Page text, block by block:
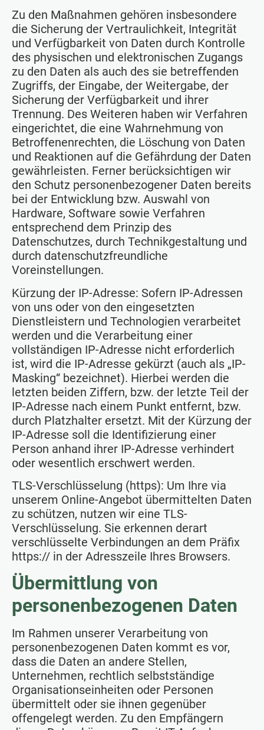
Zu den Maßnahmen gehören insbesondere
die Sicherung der Vertraulichkeit, Integrität
und Verfügbarkeit von Daten durch Kontrolle
des physischen und elektronischen Zugangs
zu den Daten als auch des sie betreffenden
Zugriffs, der Eingabe, der Weitergabe, der
Sicherung der Verfügbarkeit und ihrer
Trennung. Des Weiteren haben wir Verfahren
eingerichtet, die eine Wahrnehmung von
Betroffenenrechten, die Löschung von Daten
und Reaktionen auf die Gefährdung der Daten
gewährleisten. Ferner berücksichtigen wir
den Schutz personenbezogener Daten bereits
bei der Entwicklung bzw. Auswahl von
Hardware, Software sowie Verfahren
entsprechend dem Prinzip des
Datenschutzes, durch Technikgestaltung und
durch datenschutzfreundliche
Voreinstellungen.
Kürzung der IP-Adresse: Sofern IP-Adressen
von uns oder von den eingesetzten
Dienstleistern und Technologien verarbeitet
werden und die Verarbeitung einer
vollständigen IP-Adresse nicht erforderlich
ist, wird die IP-Adresse gekürzt (auch als „IP-
Masking“ bezeichnet). Hierbei werden die
letzten beiden Ziffern, bzw. der letzte Teil der
IP-Adresse nach einem Punkt entfernt, bzw.
durch Platzhalter ersetzt. Mit der Kürzung der
IP-Adresse soll die Identifizierung einer
Person anhand ihrer IP-Adresse verhindert
oder wesentlich erschwert werden.
TLS-Verschlüsselung (https): Um Ihre via
unserem Online-Angebot übermittelten Daten
zu schützen, nutzen wir eine TLS-
Verschlüsselung. Sie erkennen derart
verschlüsselte Verbindungen an dem Präfix
https:// in der Adresszeile Ihres Browsers.
Übermittlung von
personenbezogenen Daten
Im Rahmen unserer Verarbeitung von
personenbezogenen Daten kommt es vor,
dass die Daten an andere Stellen,
Unternehmen, rechtlich selbstständige
Organisationseinheiten oder Personen
übermittelt oder sie ihnen gegenüber
offengelegt werden. Zu den Empfängern